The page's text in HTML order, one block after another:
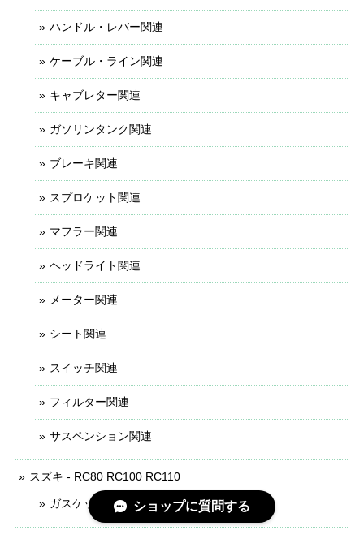
ハンドル・レバー関連
ケーブル・ライン関連
キャブレター関連
ガソリンタンク関連
ブレーキ関連
スプロケット関連
マフラー関連
ヘッドライト関連
メーター関連
シート関連
スイッチ関連
フィルター関連
サスペンション関連
スズキ - RC80 RC100 RC110
ガスケット関連 ショップに質問する